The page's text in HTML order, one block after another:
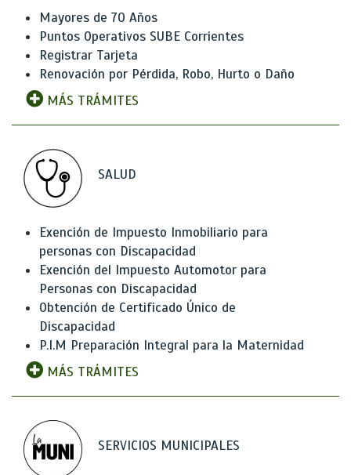
Mayores de 70 Años
Puntos Operativos SUBE Corrientes
Registrar Tarjeta
Renovación por Pérdida, Robo, Hurto o Daño
MÁS TRÁMITES
SALUD
Exención de Impuesto Inmobiliario para
personas con Discapacidad
Exención del Impuesto Automotor para
Personas con Discapacidad
Obtención de Certificado Único de
Discapacidad
P.I.M Preparación Integral para la Maternidad
MÁS TRÁMITES
SERVICIOS MUNICIPALES